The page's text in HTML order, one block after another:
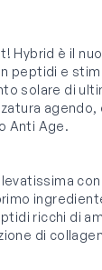
Hybrid è il
peptidi e
solare di
Anti Age.
ricchi di
di